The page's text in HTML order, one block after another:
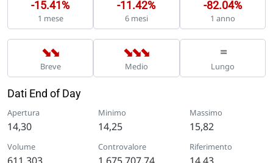
-15.41%
1 mese
-11.42%
6 mesi
-82.04%
1 anno
➡
➡
Breve
➡
➡
➡
Medio
=
Lungo
Dati End of Day
Apertura
14,30
Minimo
14,25
Massimo
15,82
Volume Controvalore Riferimento